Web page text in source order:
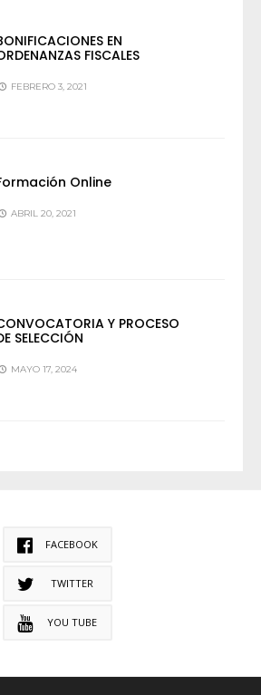
EN
FISCALES
FEBRERO 3, 2021
Online
ABRIL 20, 2021
Y PROCESO
SELECCIÓN
MAYO 17, 2024
FACEBOOK
TWITTER
YOU TUBE